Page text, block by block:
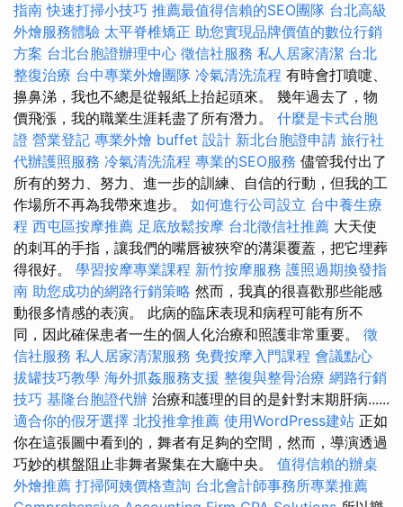
指南 快速打掃小技巧 推薦最值得信賴的SEO團隊 台北高級
外燴服務體驗 太平脊椎矯正 助您實現品牌價值的數位行銷
方案 台北台胞證辦理中心 徵信社服務 私人居家清潔 台北
整復治療 台中專業外燴團隊 冷氣清洗流程 有時會打噴嚏、
擤鼻涕，我也不總是從報紙上抬起頭來。 幾年過去了，物
價飛漲，我的職業生涯耗盡了所有潛力。 什麼是卡式台胞
證 營業登記 專業外燴 buffet 設計 新北台胞證申請 旅行社
代辦護照服務 冷氣清洗流程 專業的SEO服務 儘管我付出了
所有的努力、努力、進一步的訓練、自信的行動，但我的工
作場所不再為我帶來進步。 如何進行公司設立 台中養生療
程 西屯區按摩推薦 足底放鬆按摩 台北徵信社推薦 大天使
的刺耳的手指，讓我們的嘴唇被狹窄的溝渠覆蓋，把它埋葬
得很好。 學習按摩專業課程 新竹按摩服務 護照過期換發指
南 助您成功的網路行銷策略 然而，我真的很喜歡那些能感
動很多情感的表演。 此病的臨床表現和病程可能有所不
同，因此確保患者一生的個人化治療和照護非常重要。 徵
信社服務 私人居家清潔服務 免費按摩入門課程 會議點心
拔罐技巧教學 海外抓姦服務支援 整復與整骨治療 網路行銷
技巧 基隆台胞證代辦 治療和護理的目的是針對末期肝病......
適合你的假牙選擇 北投推拿推薦 使用WordPress建站 正如
你在這張圖中看到的，舞者有足夠的空間，然而，導演透過
巧妙的棋盤阻止非舞者聚集在大廳中央。 值得信賴的辦桌
外燴推薦 打掃阿姨價格查詢 台北會計師事務所專業推薦